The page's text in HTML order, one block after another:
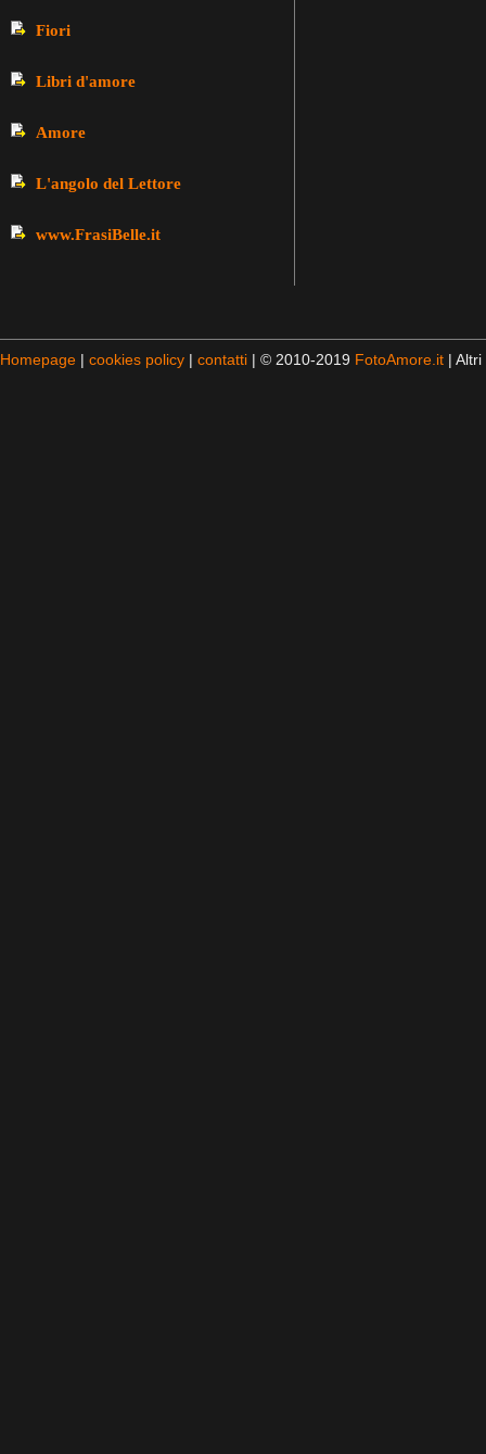
Fiori
Libri d'amore
Amore
L'angolo del Lettore
www.FrasiBelle.it
Homepage | cookies policy | contatti | © 2010-2019 FotoAmore.it |